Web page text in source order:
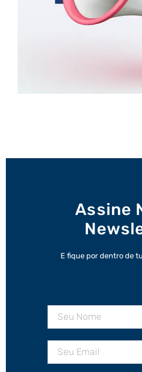
Assine
E fique por dentro de